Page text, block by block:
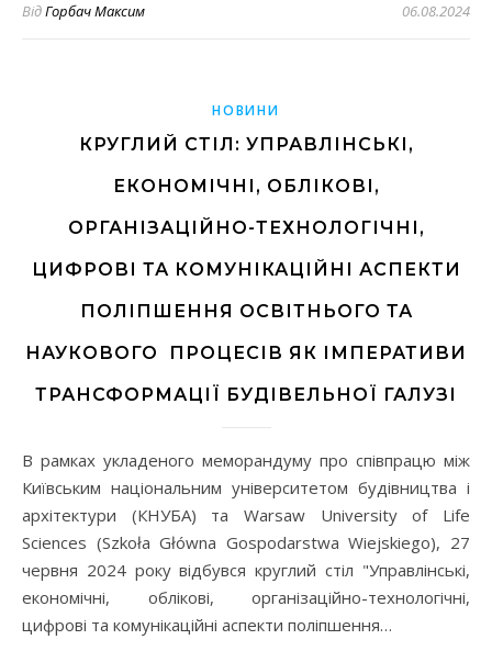
ВідГорбач Максим 06.08.2024
НОВИНИ
КРУГЛИЙ СТІЛ: УПРАВЛІНСЬКІ,
ЕКОНОМІЧНІ, ОБЛІКОВІ,
ОРГАНІЗАЦІЙНО-ТЕХНОЛОГІЧНІ,
ЦИФРОВІ ТА КОМУНІКАЦІЙНІ АСПЕКТИ
ПОЛІПШЕННЯ ОСВІТНЬОГО ТА
НАУКОВОГО ПРОЦЕСІВ ЯК ІМПЕРАТИВИ
ТРАНСФОРМАЦІЇ БУДІВЕЛЬНОЇ ГАЛУЗІ
В рамках укладеного меморандуму про співпрацю між
Київським національним університетом будівництва і
архітектури (КНУБА) та Warsaw University of Life
Sciences (Szkoła Główna Gospodarstwa Wiejskiego), 27
червня 2024 року відбувся круглий стіл "Управлінські,
економічні, облікові, організаційно-технологічні,
цифрові та комунікаційні аспекти поліпшення…